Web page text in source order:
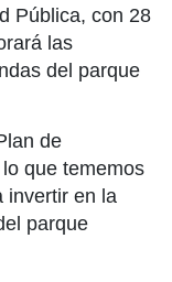
Pública, con 28
las
del parque
de
que tememos
invertir en la
parque